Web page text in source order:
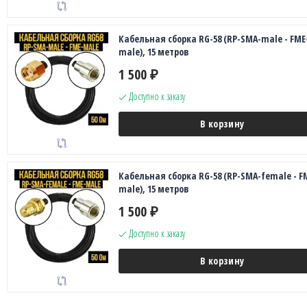
Кабельная сборка RG-58 (RP-SMA-male -
male), 15 метров
1 500 ₽
Доступно к заказу
В корзину
Кабельная сборка RG-58 (RP-SMA-female -
male), 15 метров
1 500 ₽
Доступно к заказу
В корзину